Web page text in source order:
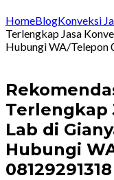
HomeBlogKonveksi
Terlengkap Jasa
Hubungi WA/Telepon
Terlengkap
Lab di
Hubungi
08129291318